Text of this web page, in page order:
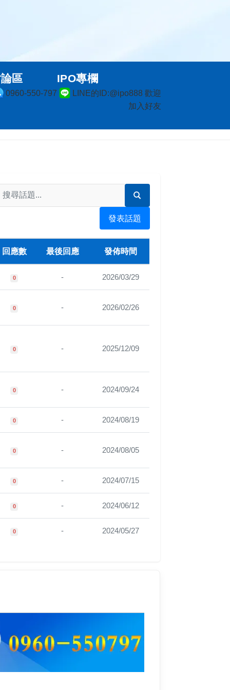
0960-550-797
LINE的ID:@ipo888 歡迎
加入好友
區 IPO專欄
發表話題
回應數 最後回應 發佈時間
0 - 2026/03/29
0 - 2026/02/26
0 - 2025/12/09
0 - 2024/09/24
0 - 2024/08/19
0 - 2024/08/05
0 - 2024/07/15
0 - 2024/06/12
0 - 2024/05/27